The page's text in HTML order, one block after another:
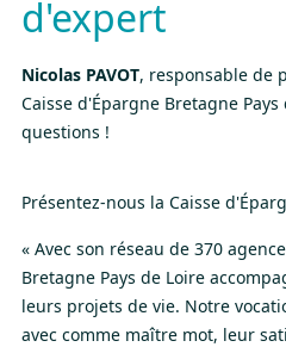
d'expert
Nicolas PAVOT, responsable de
Caisse d'Épargne Bretagne
questions !
Présentez-nous la Caisse
« Avec son réseau de 370
Bretagne Pays de Loire
leurs projets de vie. Notre
avec comme maître mot, leur